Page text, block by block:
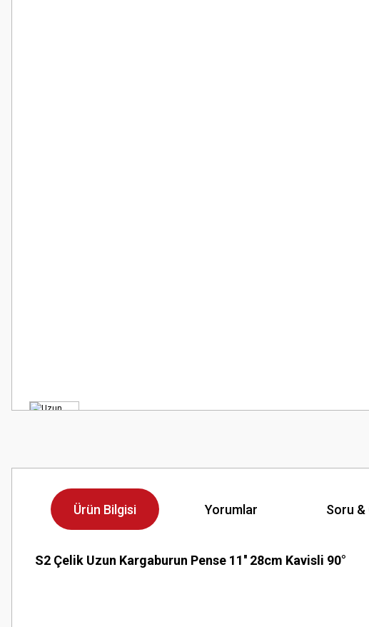
Ürün Bilgisi Yorumlar Soru &
S2 Çelik Uzun Kargaburun Pense 11'' 28cm Kavisli 90°